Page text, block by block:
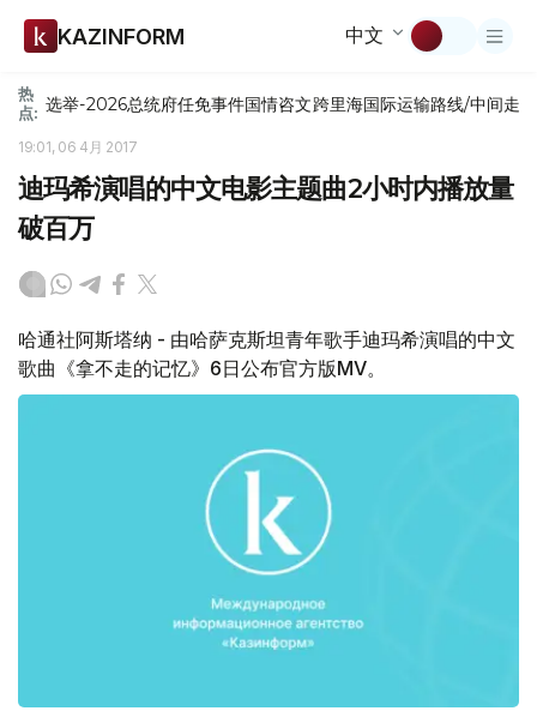
KAZINFORM 中文
热
点: 选举-2026总统府任免事件国情咨文跨里海国际运输路线/中间走廊
19:01, 06 4月 2017
迪玛希演唱的中文电影主题曲2小时内播放量
破百万
哈通社阿斯塔纳 - 由哈萨克斯坦青年歌手迪玛希演唱的中文
歌曲《拿不走的记忆》6日公布官方版MV。